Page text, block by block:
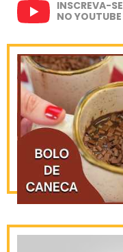
INSCREVA-SE
NO YOUTUBE